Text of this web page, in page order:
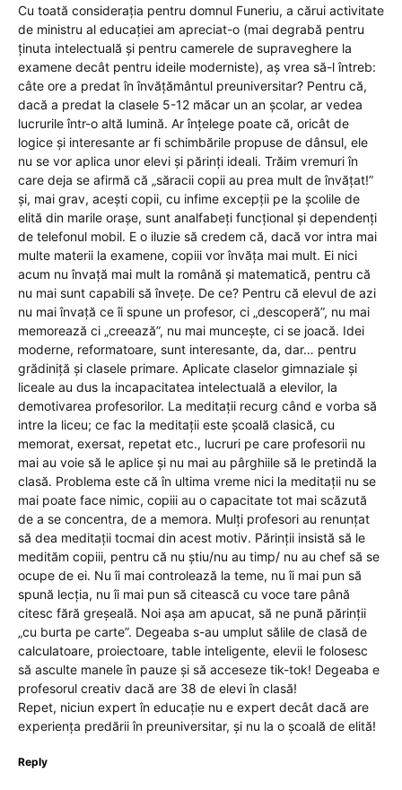
Cu toată considerația pentru domnul Funeriu, a cărui activitate
de ministru al educației am apreciat-o (mai degrabă pentru
ținuta intelectuală și pentru camerele de supraveghere la
examene decât pentru ideile moderniste), aș vrea să-l întreb:
câte ore a predat în învățământul preuniversitar? Pentru că,
dacă a predat la clasele 5-12 măcar un an școlar, ar vedea
lucrurile într-o altă lumină. Ar înțelege poate că, oricât de
logice și interesante ar fi schimbările propuse de dânsul, ele
nu se vor aplica unor elevi și părinți ideali. Trăim vremuri în
care deja se afirmă că „săracii copii au prea mult de învățat!”
și, mai grav, acești copii, cu infime excepții pe la școlile de
elită din marile orașe, sunt analfabeți funcțional și dependenți
de telefonul mobil. E o iluzie să credem că, dacă vor intra mai
multe materii la examene, copiii vor învăța mai mult. Ei nici
acum nu învață mai mult la română și matematică, pentru că
nu mai sunt capabili să învețe. De ce? Pentru că elevul de azi
nu mai învață ce îi spune un profesor, ci „descoperă”, nu mai
memorează ci „creează”, nu mai muncește, ci se joacă. Idei
moderne, reformatoare, sunt interesante, da, dar… pentru
grădiniță și clasele primare. Aplicate claselor gimnaziale și
liceale au dus la incapacitatea intelectuală a elevilor, la
demotivarea profesorilor. La meditații recurg când e vorba să
intre la liceu; ce fac la meditații este școală clasică, cu
memorat, exersat, repetat etc., lucruri pe care profesorii nu
mai au voie să le aplice și nu mai au pârghiile să le pretindă la
clasă. Problema este că în ultima vreme nici la meditații nu se
mai poate face nimic, copiii au o capacitate tot mai scăzută
de a se concentra, de a memora. Mulți profesori au renunțat
să dea meditații tocmai din acest motiv. Părinții insistă să le
medităm copiii, pentru că nu știu/nu au timp/ nu au chef să se
ocupe de ei. Nu îi mai controlează la teme, nu îi mai pun să
spună lecția, nu îi mai pun să citească cu voce tare până
citesc fără greșeală. Noi așa am apucat, să ne pună părinții
„cu burta pe carte”. Degeaba s-au umplut sălile de clasă de
calculatoare, proiectoare, table inteligente, elevii le folosesc
să asculte manele în pauze și să acceseze tik-tok! Degeaba e
profesorul creativ dacă are 38 de elevi în clasă!
Repet, niciun expert în educație nu e expert decât dacă are
experiența predării în preuniversitar, și nu la o școală de elită!
Reply